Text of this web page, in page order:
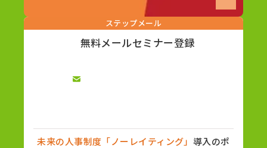
ステップメール
無料メールセミナー登録
未来の人事制度「ノーレイティング」 導入のポ